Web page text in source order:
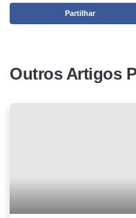
Partilhar
Outros Artigos